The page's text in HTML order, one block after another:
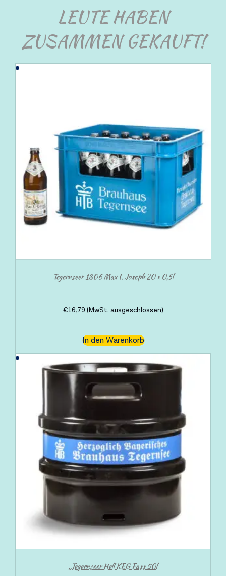
LEUTE HABEN
ZUSAMMEN GEKAUFT!
Tegernseer 1806 Max I. Joseph 20 x 0,5l
€16,79 (MwSt. ausgeschlossen)
In den Warenkorb
„Tegernseer Hell KEG Fass 50l